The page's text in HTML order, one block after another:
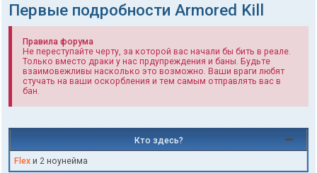
Первые подробности Armored Kill
Правила форума
Не переступайте черту, за которой вас начали бы бить в реале.
Только вместо драки у нас прдупреждения и баны. Будьте
взаимовежливы насколько это возможно. Ваши враги любят
стучать на ваши оскорбления и тем самым отправлять вас в
бан.
Кто здесь?
Flex и 2 ноунейма